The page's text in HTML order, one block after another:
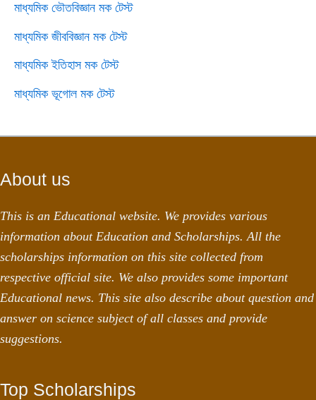
মাধ্যমিক ভৌতবিজ্ঞান মক টেস্ট
মাধ্যমিক জীববিজ্ঞান মক টেস্ট
মাধ্যমিক ইতিহাস মক টেস্ট
মাধ্যমিক ভূগোল মক টেস্ট
About us
This is an Educational website. We provides various
information about Education and Scholarships. All the
scholarships information on this site collected from
respective official site. We also provides some important
Educational news. This site also describe about question and
answer on science subject of all classes and provide
suggestions.
Top Scholarships